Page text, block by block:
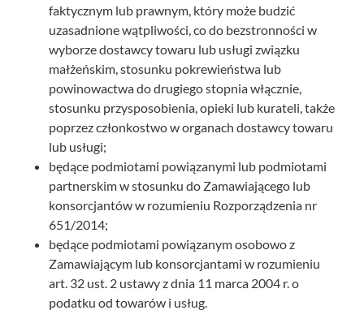
faktycznym lub prawnym, który może budzić
uzasadnione wątpliwości, co do bezstronności w
wyborze dostawcy towaru lub usługi związku
małżeńskim, stosunku pokrewieństwa lub
powinowactwa do drugiego stopnia włącznie,
stosunku przysposobienia, opieki lub kurateli, także
poprzez członkostwo w organach dostawcy towaru
lub usługi;
będące podmiotami powiązanymi lub podmiotami
partnerskim w stosunku do Zamawiającego lub
konsorcjantów w rozumieniu Rozporządzenia nr
651/2014;
będące podmiotami powiązanym osobowo z
Zamawiającym lub konsorcjantami w rozumieniu
art. 32 ust. 2 ustawy z dnia 11 marca 2004 r. o
podatku od towarów i usług.